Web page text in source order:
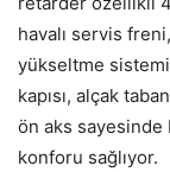
havalı servis
yükseltme
kapısı, alçak
ön aks sayesinde
konforu sağlıyor.